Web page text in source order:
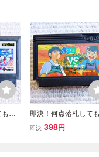
送
即決！何点落札して
料185円★ 六三四の
即決 398円